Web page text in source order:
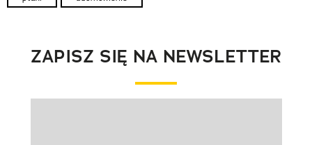
ZAPISZ SIĘ NA NEWSLETTER